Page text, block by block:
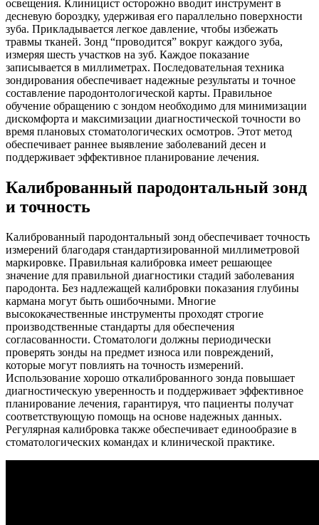
освещения. Клиницист осторожно вводит инструмент в
десневую бороздку, удерживая его параллельно поверхности
зуба. Прикладывается легкое давление, чтобы избежать
травмы тканей. Зонд “проводится” вокруг каждого зуба,
измеряя шесть участков на зуб. Каждое показание
записывается в миллиметрах. Последовательная техника
зондирования обеспечивает надежные результаты и точное
составление пародонтологической карты. Правильное
обучение обращению с зондом необходимо для минимизации
дискомфорта и максимизации диагностической точности во
время плановых стоматологических осмотров. Этот метод
обеспечивает раннее выявление заболеваний десен и
поддерживает эффективное планирование лечения.
Калиброванный пародонтальный зонд
и точность
Калиброванный пародонтальный зонд обеспечивает точность
измерений благодаря стандартизированной миллиметровой
маркировке. Правильная калибровка имеет решающее
значение для правильной диагностики стадий заболевания
пародонта. Без надлежащей калибровки показания глубины
кармана могут быть ошибочными. Многие
высококачественные инструменты проходят строгие
производственные стандарты для обеспечения
согласованности. Стоматологи должны периодически
проверять зонды на предмет износа или повреждений,
которые могут повлиять на точность измерений.
Использование хорошо откалиброванного зонда повышает
диагностическую уверенность и поддерживает эффективное
планирование лечения, гарантируя, что пациенты получат
соответствующую помощь на основе надежных данных.
Регулярная калибровка также обеспечивает единообразие в
стоматологических командах и клинической практике.